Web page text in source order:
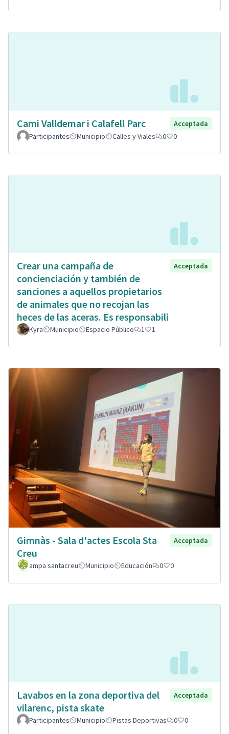
Cami Valldemar i Calafell Parc
Acceptada
Participantes
Municipio Calles y Viales 0 0
Crear una campaña de
concienciación y también de
sanciones a aquellos propietarios
de animales que no recojan las
heces de las aceras. Es responsabili
Acceptada
Kyra Municipio Espacio Público 1 1
Gimnàs - Sala d'actes Escola Sta
Creu
Acceptada
ampa santacreu Municipio Educación 0 0
Lavabos en la zona deportiva del
vilarenc, pista skate
Acceptada
Participantes Municipio Pistas Deportivas 0 0